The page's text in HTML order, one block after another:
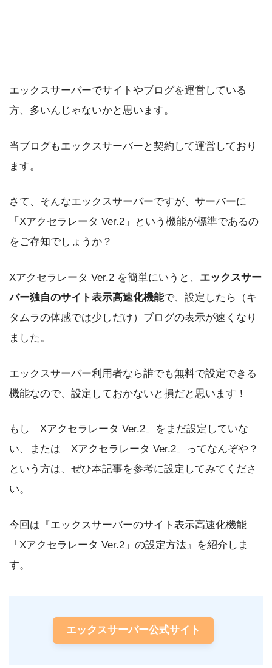
エックスサーバーでサイトやブログを運営している
方、多いんじゃないかと思います。
当ブログもエックスサーバーと契約して運営しており
ます。
さて、そんなエックスサーバーですが、サーバーに
「Xアクセラレータ Ver.2」という機能が標準であるの
をご存知でしょうか？
Xアクセラレータ Ver.2 を簡単にいうと、 エックスサー
バー独自のサイト表示高速化機能で、設定したら（キ
タムラの体感では少しだけ）ブログの表示が速くなり
ました。
エックスサーバー利用者なら誰でも無料で設定できる
機能なので、設定しておかないと損だと思います！
もし「Xアクセラレータ Ver.2」をまだ設定していな
い、または「Xアクセラレータ Ver.2」ってなんぞや？
という方は、ぜひ本記事を参考に設定してみてくださ
い。
今回は『エックスサーバーのサイト表示高速化機能
「Xアクセラレータ Ver.2」の設定方法』を紹介しま
す。
エックスサーバー公式サイト